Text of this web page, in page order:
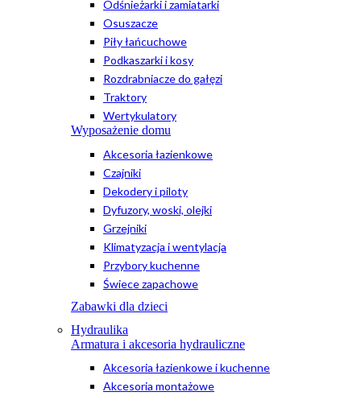
Odśnieżarki i zamiatarki
Osuszacze
Piły łańcuchowe
Podkaszarki i kosy
Rozdrabniacze do gałęzi
Traktory
Wertykulatory
Wyposażenie domu
Akcesoria łazienkowe
Czajniki
Dekodery i piloty
Dyfuzory, woski, olejki
Grzejniki
Klimatyzacja i wentylacja
Przybory kuchenne
Świece zapachowe
Zabawki dla dzieci
Hydraulika
Armatura i akcesoria hydrauliczne
Akcesoria łazienkowe i kuchenne
Akcesoria montażowe